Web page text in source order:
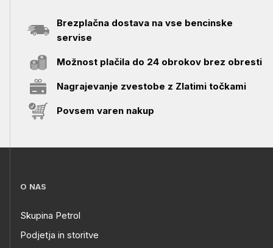
Brezplačna dostava na vse bencinske
servise
Možnost plačila do 24 obrokov brez obresti
Nagrajevanje zvestobe z Zlatimi točkami
Povsem varen nakup
O NAS
Skupina Petrol
Podjetja in storitve